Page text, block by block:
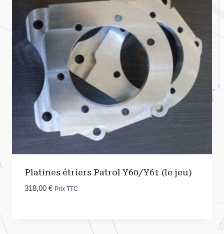
Platines étriers Patrol Y60/Y61 (le jeu)
318,00 € Prix TTC